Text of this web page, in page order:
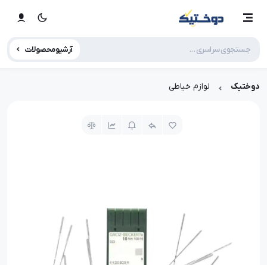
آرشیو محصولات
دوختیک لوازم خیاطی